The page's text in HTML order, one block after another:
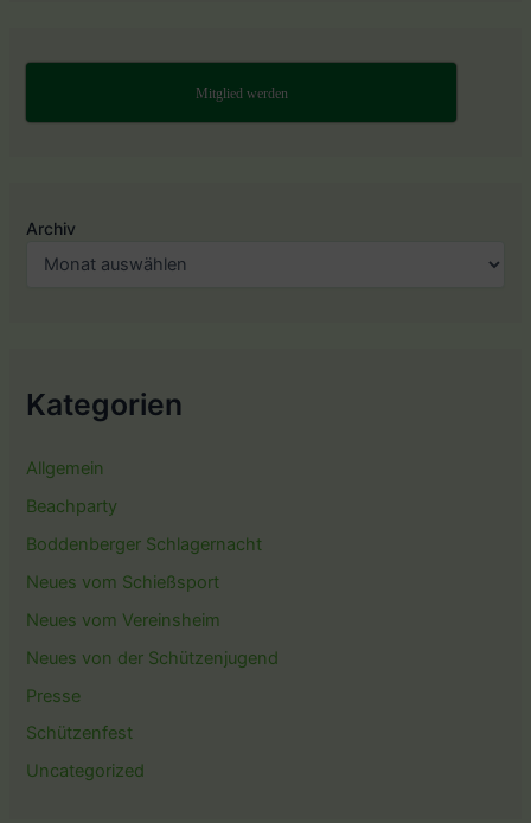
Mitglied werden
Archiv
Kategorien
Allgemein
Beachparty
Boddenberger Schlagernacht
Neues vom Schießsport
Neues vom Vereinsheim
Neues von der Schützenjugend
Presse
Schützenfest
Uncategorized